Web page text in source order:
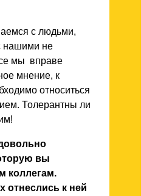
с людьми,
нашими не
мы вправе
мнение, к
относиться
Толерантны ли
вы
коллегам.
отнеслись к ней